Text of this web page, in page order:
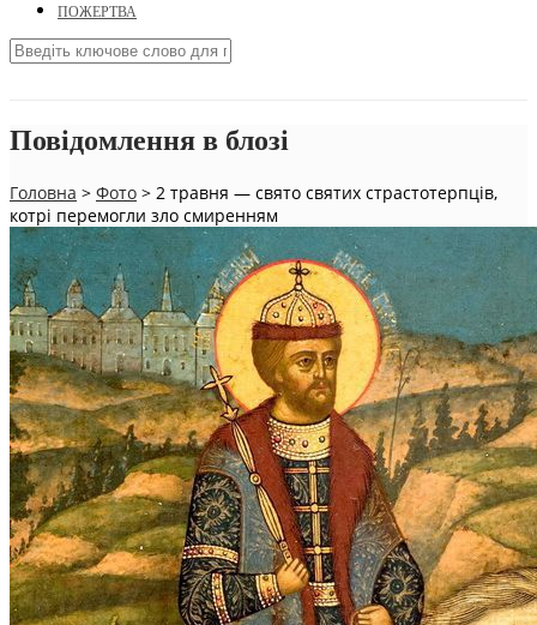
ПОЖЕРТВА
Повідомлення в блозі
Головна > Фото > 2 травня — свято святих страстотерпців,
котрі перемогли зло смиренням